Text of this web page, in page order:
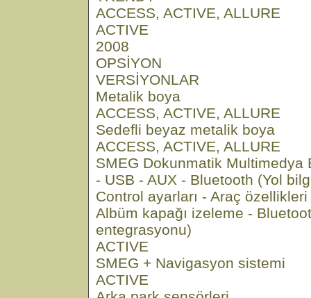
ACCESS, ACTIVE, ALLURE
ACTIVE
2008
OPSİYON
VERSİYONLAR
Metalik boya
ACCESS, ACTIVE, ALLURE
Sedefli beyaz metalik boya
ACCESS, ACTIVE, ALLURE
SMEG Dokunmatik Multimedya
- USB - AUX - Bluetooth (Yol
Control ayarları - Araç
Albüm kapağı izeleme -
entegrasyonu)
ACTIVE
SMEG + Navigasyon sistemi
ACTIVE